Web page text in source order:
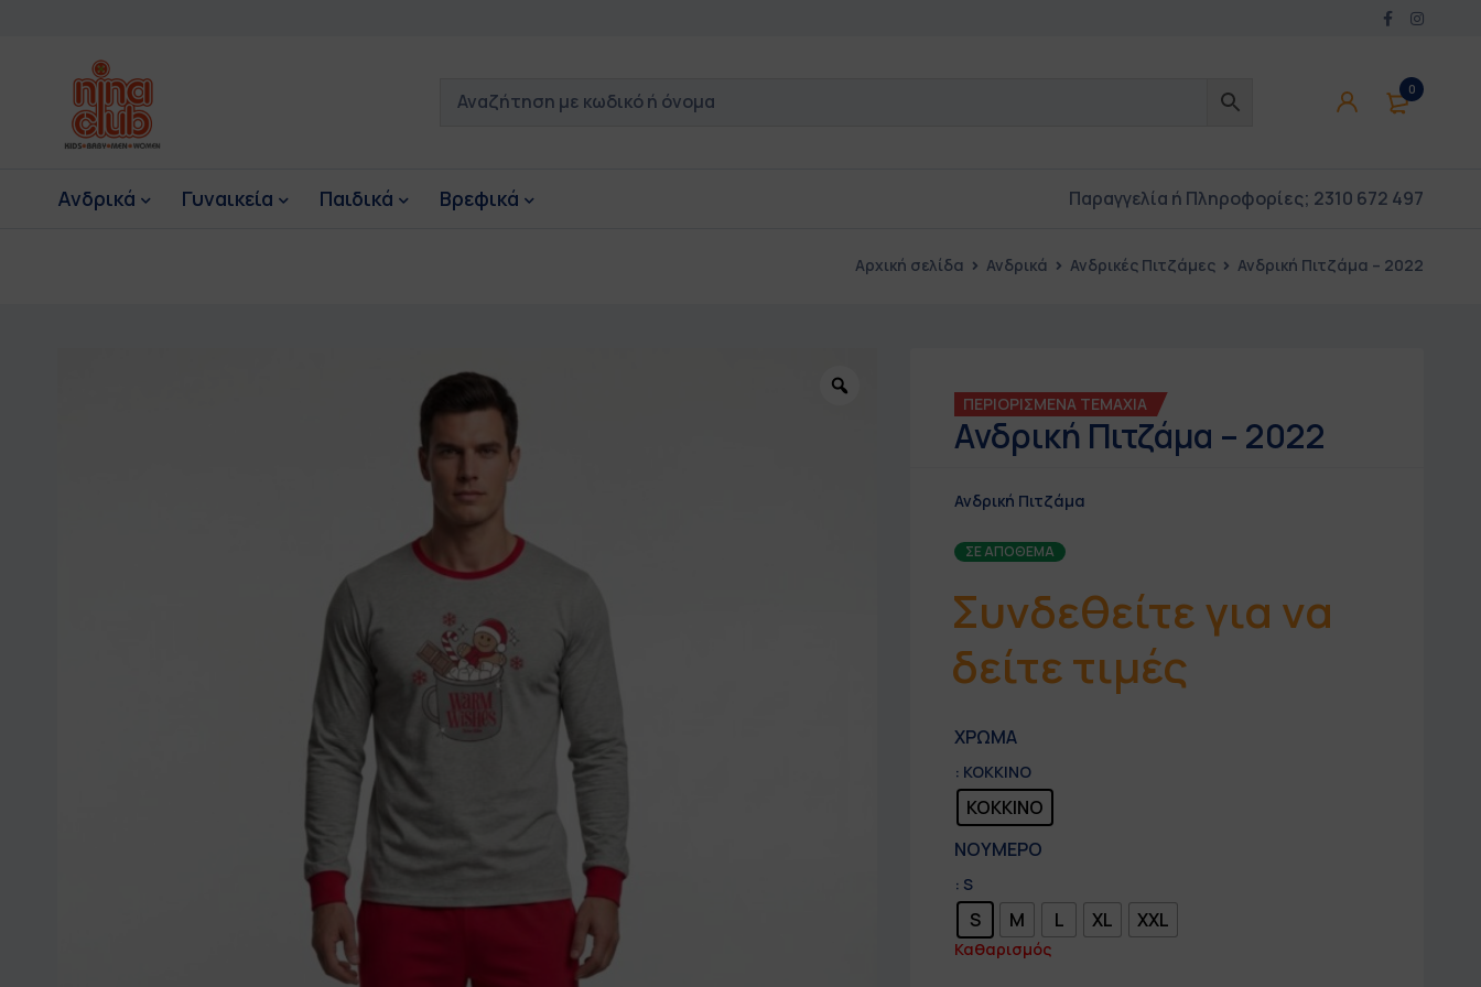
0
Ανδρικά Γυναικεία Παιδικά Βρεφικά Παραγγελία ή Πληροφορίες; 2310 672 497
Αρχική σελίδα Ανδρικά Ανδρικές Πιτζάμες Ανδρική Πιτζάμα – 2022
ΠΕΡΙΟΡΙΣΜΕΝΑ ΤΕΜΑΧΙΑ
Ανδρική Πιτζάμα – 2022
Ανδρική Πιτζάμα
ΣΕ ΑΠΌΘΕΜΑ
Συνδεθείτε για να
δείτε τιμές
ΧΡΩΜΑ
: ΚΟΚΚΙΝΟ
ΚΟΚΚΙΝΟ
ΝΟΥΜΕΡΟ
: S
S M L XL XXL
Καθαρισμός